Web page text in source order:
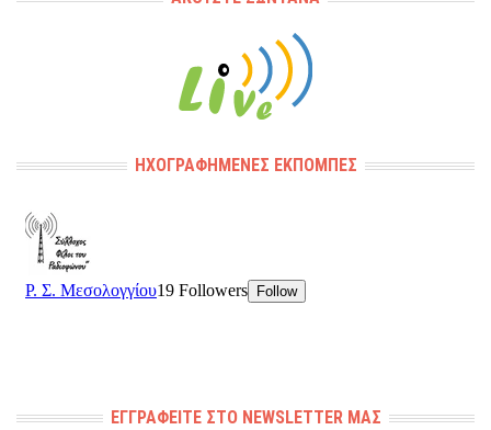
ΗΧΟΓΡΑΦΗΜΈΝΕΣ ΕΚΠΟΜΠΈΣ
ΕΓΓΡΑΦΕΊΤΕ ΣΤΟ NEWSLETTER ΜΑΣ